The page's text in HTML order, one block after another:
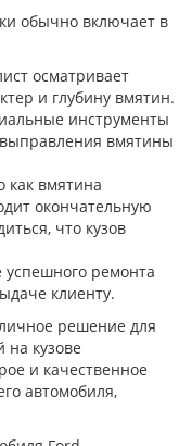
обычно включает в
осматривает
и глубину вмятин.
инструменты
вмятины
как вмятина
окончательную
что кузов
ремонта
клиенту.
решение для
кузове
и качественное
автомобиля,